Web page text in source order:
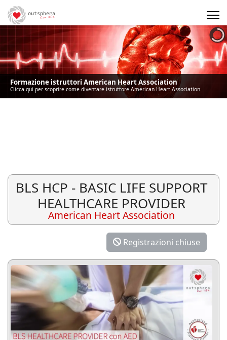
Formazione istruttori American Heart Association
Clicca qui per scoprire come diventare istruttore American Heart Association.
BLS HCP - BASIC LIFE SUPPORT
HEALTHCARE PROVIDER
American Heart Association
Registrazioni chiuse